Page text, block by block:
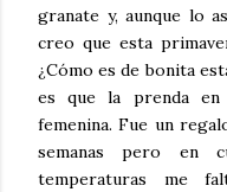
granate y, aunque lo
creo que esta
¿Cómo es de bonita
es que la prenda
femenina. Fue un
semanas pero en
temperaturas me